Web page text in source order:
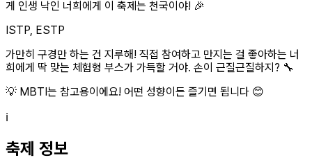
게 인생 낙인 너희에게 이 축제는 천국이야! 🎉
ISTP, ESTP
가만히 구경만 하는 건 지루해! 직접 참여하고 만지는 걸 좋아하는 너
희에게 딱 맞는 체험형 부스가 가득할 거야. 손이 근질근질하지? 🔧
💡 MBTI는 참고용이에요! 어떤 성향이든 즐기면 됩니다 😊
ℹ️
축제 정보